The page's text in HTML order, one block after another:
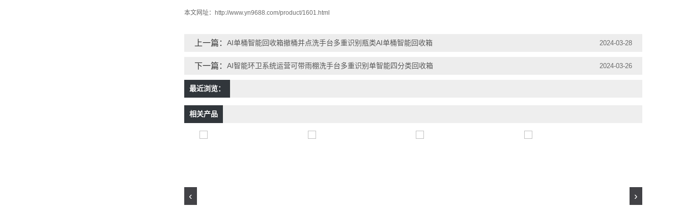
本文网址： http://www.yn9688.com/product/1601.html
上一篇： AI单桶智能回收箱撤桶并点洗手台多重识别瓶类AI单桶智能回收箱 2024-03-28
下一篇： AI智能环卫系统运营可带雨棚洗手台多重识别单智能四分类回收箱 2024-03-26
最近浏览：
相关产品
‹ ›